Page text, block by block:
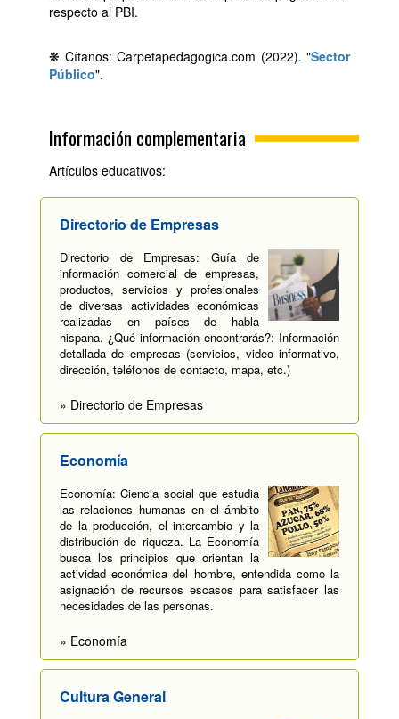
respecto al PBI.
❋ Cítanos: Carpetapedagogica.com (2022). "Sector
Público".
Información complementaria
Artículos educativos:
Directorio de Empresas
Directorio de Empresas: Guía de
información comercial de empresas,
productos, servicios y profesionales
de diversas actividades económicas
realizadas en países de habla
hispana. ¿Qué información encontrarás?: Información
detallada de empresas (servicios, video informativo,
dirección, teléfonos de contacto, mapa, etc.)
» Directorio de Empresas
Economía
Economía: Ciencia social que estudia
las relaciones humanas en el ámbito
de la producción, el intercambio y la
distribución de riqueza. La Economía
busca los principios que orientan la
actividad económica del hombre, entendida como la
asignación de recursos escasos para satisfacer las
necesidades de las personas.
» Economía
Cultura General